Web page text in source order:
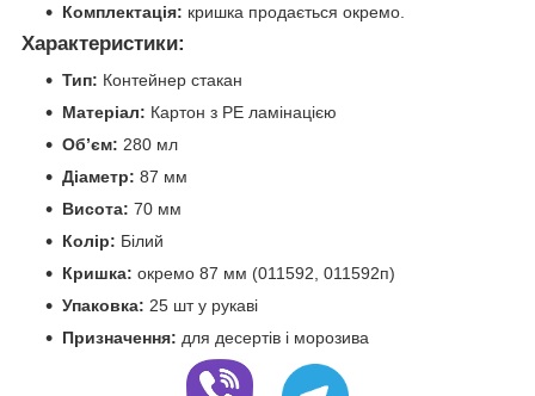
Комплектація: кришка продається окремо.
Характеристики:
Тип: Контейнер стакан
Матеріал: Картон з PE ламінацією
Об’єм: 280 мл
Діаметр: 87 мм
Висота: 70 мм
Колір: Білий
Кришка: окремо 87 мм (011592, 011592п)
Упаковка: 25 шт у рукаві
Призначення: для десертів і морозива